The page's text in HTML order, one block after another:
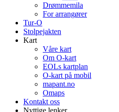
Drømmemila
For arrangører
Tur-O
Stolpejakten
Kart
Våre kart
Om O-kart
EOLs kartplan
O-kart på mobil
mapant.no
Omaps
Kontakt oss
Nyttige lenker